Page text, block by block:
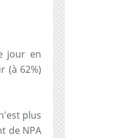
jour en
(à 62%)
plus
de NPA